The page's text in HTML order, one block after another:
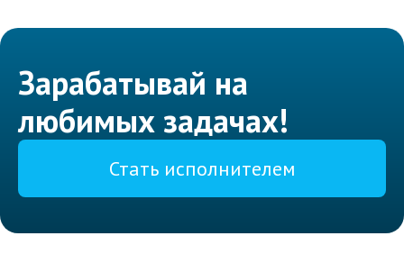
Зарабатывай на
любимых задачах!
Стать исполнителем